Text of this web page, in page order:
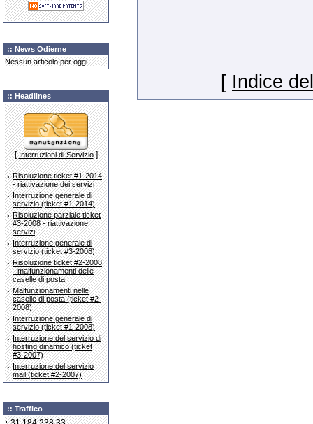
:: News Odierne
Nessun articolo per oggi...
:: Headlines
[Interruzioni di Servizio]
· Risoluzione ticket #1-2014
- riattivazione dei servizi
· Interruzione generale di
servizio (ticket #1-2014)
· Risoluzione parziale ticket
#3-2008 - riattivazione
servizi
· Interruzione generale di
servizio (ticket #3-2008)
· Risoluzione ticket #2-2008
- malfunzionamenti delle
caselle di posta
· Malfunzionamenti nelle
caselle di posta (ticket #2-
2008)
· Interruzione generale di
servizio (ticket #1-2008)
· Interruzione del servizio di
hosting dinamico (ticket
#3-2007)
· Interruzione del servizio
mail (ticket #2-2007)
:: Traffico
[ Indice